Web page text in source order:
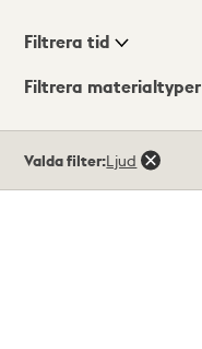
Visningsläge
Filtrera tid
Filtrera materialtyper
träffar
Valda filter:Ljud